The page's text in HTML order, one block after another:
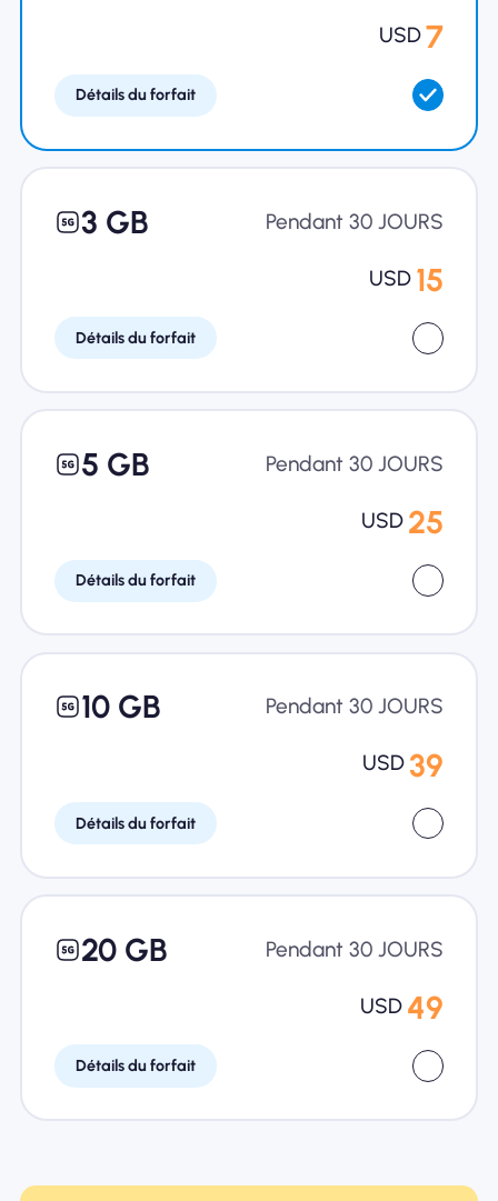
Pour le business
USD 7
Détails du forfait
3 GB Pendant 30 JOURS
USD 15
Détails du forfait
5 GB Pendant 30 JOURS
USD 25
Détails du forfait
10 GB Pendant 30 JOURS
USD 39
Détails du forfait
20 GB Pendant 30 JOURS
USD 49
Détails du forfait